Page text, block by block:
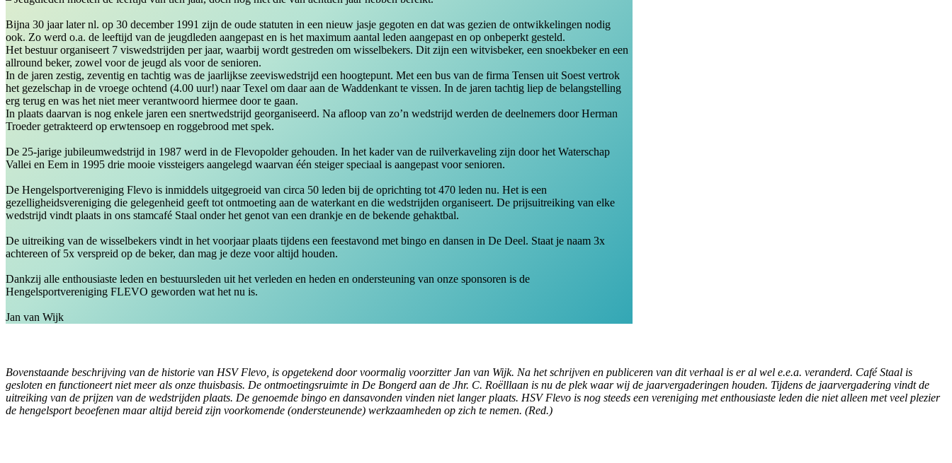
Bijna 30 jaar later nl. op 30 december 1991 zijn de oude statuten in een nieuw jasje gegoten en dat was gezien de ontwikkelingen nodig
ook. Zo werd o.a. de leeftijd van de jeugdleden aangepast en is het maximum aantal leden aangepast en op onbeperkt gesteld.
Het bestuur organiseert 7 viswedstrijden per jaar, waarbij wordt gestreden om wisselbekers. Dit zijn een witvisbeker, een snoekbeker en een
allround beker, zowel voor de jeugd als voor de senioren.
In de jaren zestig, zeventig en tachtig was de jaarlijkse zeeviswedstrijd een hoogtepunt. Met een bus van de firma Tensen uit Soest vertrok
het gezelschap in de vroege ochtend (4.00 uur!) naar Texel om daar aan de Waddenkant te vissen. In de jaren tachtig liep de belangstelling
erg terug en was het niet meer verantwoord hiermee door te gaan.
In plaats daarvan is nog enkele jaren een snertwedstrijd georganiseerd. Na afloop van zo’n wedstrijd werden de deelnemers door Herman
Troeder getrakteerd op erwtensoep en roggebrood met spek.
De 25-jarige jubileumwedstrijd in 1987 werd in de Flevopolder gehouden. In het kader van de ruilverkaveling zijn door het Waterschap
Vallei en Eem in 1995 drie mooie vissteigers aangelegd waarvan één steiger speciaal is aangepast voor senioren.
De Hengelsportvereniging Flevo is inmiddels uitgegroeid van circa 50 leden bij de oprichting tot 470 leden nu. Het is een
gezelligheidsvereniging die gelegenheid geeft tot ontmoeting aan de waterkant en die wedstrijden organiseert. De prijsuitreiking van elke
wedstrijd vindt plaats in ons stamcafé Staal onder het genot van een drankje en de bekende gehaktbal.
De uitreiking van de wisselbekers vindt in het voorjaar plaats tijdens een feestavond met bingo en dansen in De Deel. Staat je naam 3x
achtereen of 5x verspreid op de beker, dan mag je deze voor altijd houden.
Dankzij alle enthousiaste leden en bestuursleden uit het verleden en heden en ondersteuning van onze sponsoren is de
Hengelsportvereniging FLEVO geworden wat het nu is.
Jan van Wijk
Bovenstaande beschrijving van de historie van HSV Flevo, is opgetekend door voormalig voorzitter Jan van Wijk. Na het schrijven en publiceren van dit verhaal is er al wel e.e.a. veranderd. Café Staal is
gesloten en functioneert niet meer als onze thuisbasis. De ontmoetingsruimte in De Bongerd aan de Jhr. C. Roëlllaan is nu de plek waar wij de jaarvergaderingen houden. Tijdens de jaarvergadering vindt de
uitreiking van de prijzen van de wedstrijden plaats. De genoemde bingo en dansavonden vinden niet langer plaats. HSV Flevo is nog steeds een vereniging met enthousiaste leden die niet alleen met veel plezier
de hengelsport beoefenen maar altijd bereid zijn voorkomende (ondersteunende) werkzaamheden op zich te nemen. (Red.)